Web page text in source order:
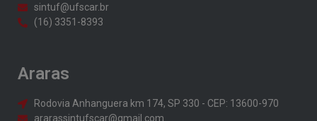
sintuf@ufscar.br
(16) 3351-8393
Araras
Rodovia Anhanguera km 174, SP 330 - CEP: 13600-970
ararassintufscar@gmail.com